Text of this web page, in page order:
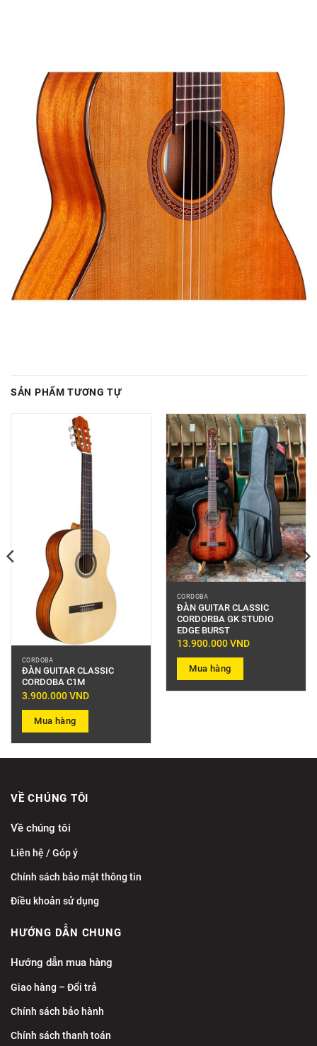
SẢN PHẨM TƯƠNG TỰ
CORDOBA
ĐÀN GUITAR CLASSIC
CORDOBA C1M
3.900.000VND
Mua hàng
CORDOBA
ĐÀN GUITAR CLASSIC
CORDORBA GK STUDIO
EDGE BURST
13.900.000VND
Mua hàng
VỀ CHÚNG TÔI
Về chúng tôi
Liên hệ / Góp ý
Chính sách bảo mật thông tin
Điều khoản sử dụng
HƯỚNG DẪN CHUNG
Hướng dẫn mua hàng
Giao hàng – Đổi trả
Chính sách bảo hành
Chính sách thanh toán